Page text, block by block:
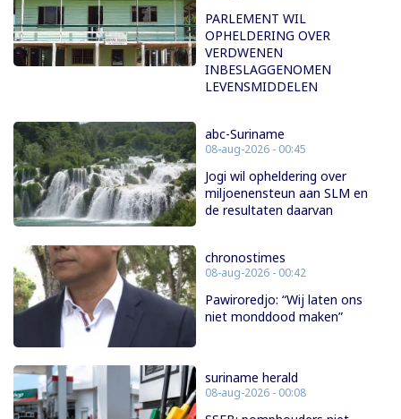
PARLEMENT WIL
OPHELDERING OVER
VERDWENEN
INBESLAGGENOMEN
LEVENSMIDDELEN
abc-Suriname
08-aug-2026 - 00:45
Jogi wil opheldering over
miljoenensteun aan SLM en
de resultaten daarvan
chronostimes
08-aug-2026 - 00:42
Pawiroredjo: “Wij laten ons
niet monddood maken”
suriname herald
08-aug-2026 - 00:08